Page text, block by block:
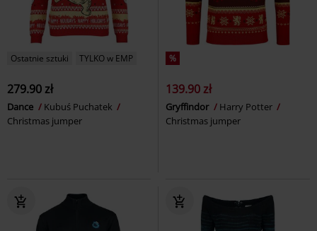
Ostatnie sztuki TYLKO w EMP
279.90 zł
Dance
Kubuś Puchatek
Christmas jumper
%
139.90 zł
Gryffindor
Harry Potter
Christmas jumper